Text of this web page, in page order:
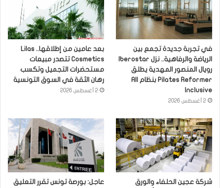
في تجربة جديدة تجمع بين
رويال المنصور المهدية يطلق
Pilates Reformer بنظام All
Inclusive
2 أغسطس 2026
بعد عامين من إطلاقها.. Lilas
Cosmetics تتصدر مبيعات
مستحضرات التجميل وتكسب
رهان الثقة في السوق التونسية
2 أغسطس 2026
شركة عجين الحلفاء والورق
عاجل: بورصة تونس تقرر التعليق